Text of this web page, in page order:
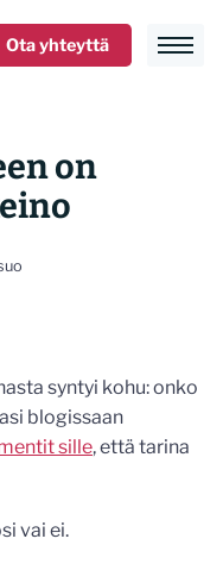
Ota yhteyttä
on
syntyi kohu: onko
blogissaan
sille, että tarina
vai ei.